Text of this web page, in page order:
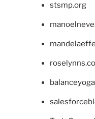
stsmp.org